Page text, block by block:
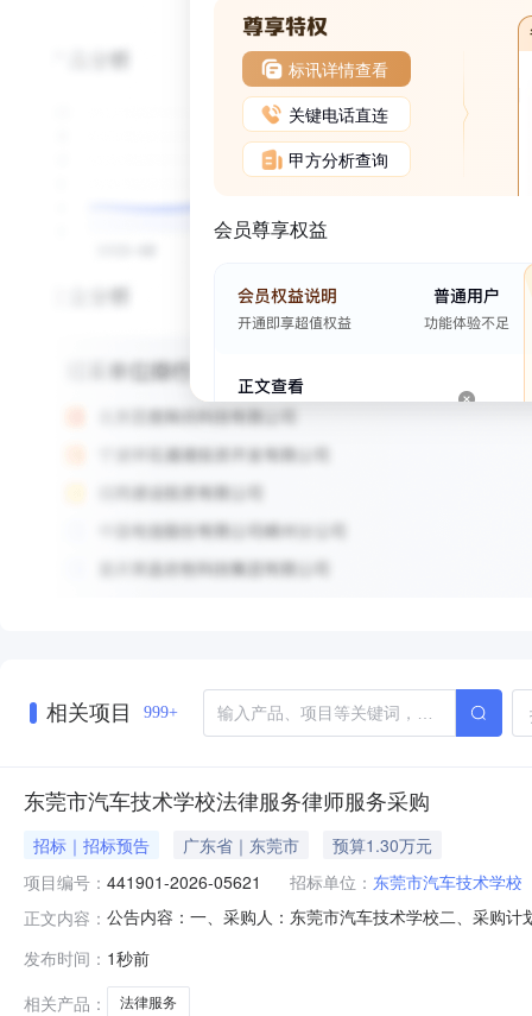
标讯详情查看
关键电话直连
甲方分析查询
会员尊享权益
相关项目 999+
东莞市汽车技术学校法律服务律师服务采购
招标｜招标预告 广东省｜东莞市
预算1.30万元
项目编号： 441901-2026-05621 招标单位： 东莞市汽车技术学校
正文内容： 公告内容：一、采购人：东莞市汽车技术学校二、采购
发布时间： 1秒前
相关产品：
法律服务